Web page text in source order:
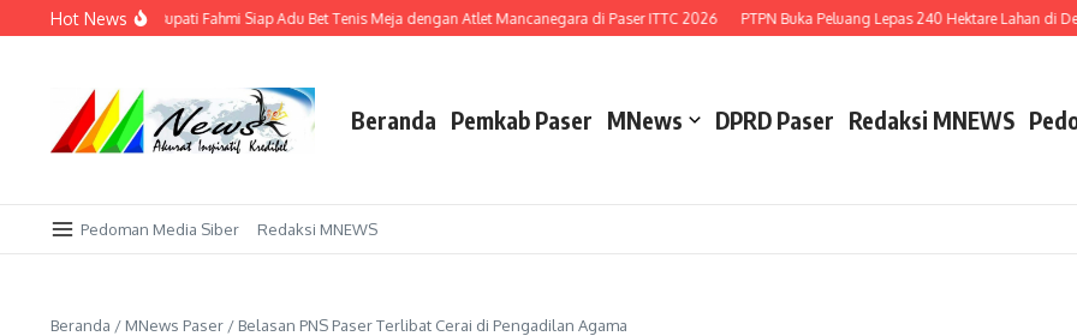
Lewati ke konten
Hot News
Tuan Rumah, Bupati Fahmi Siap Adu Bet Tenis Meja dengan Atlet Mancanegara di Paser ITTC 2026 PTPN Buka Peluang Lepas 240 Hektare Lahan di
Beranda Pemkab Paser MNews DPRD Paser Redaksi MNEWS
Pedoman Media Siber Redaksi MNEWS
Beranda / MNews Paser / Belasan PNS Paser Terlibat Cerai di Pengadilan Agama